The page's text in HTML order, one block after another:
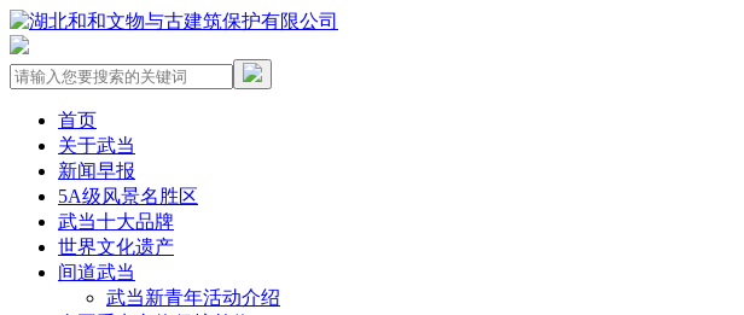
首页
关于武当
新闻早报
5A级风景名胜区
武当十大品牌
世界文化遗产
间道武当
武当新青年活动介绍